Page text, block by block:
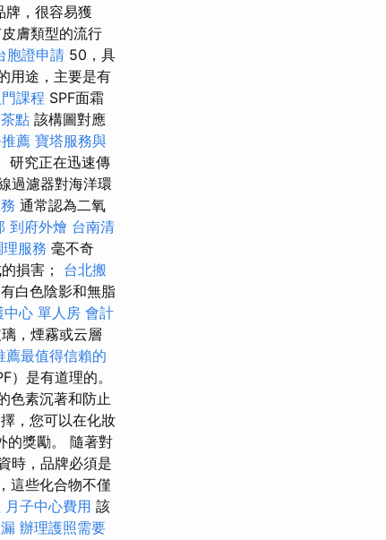
牌，很容易獲
膚類型的流行
胞證申請 50，具
用途，主要是有
課程 SPF面霜
點 該構圖對應
薦 寶塔服務與
研究正在迅速傳
過濾器對海洋環
通常認為二氧
到府外燴 台南清
服務 毫不奇
損害； 台北搬
白色陰影和無脂
中心 單人房 會計
，煙霧或云層
薦最值得信賴的
）是有道理的。
色素沉著和防止
，您可以在化妝
的獎勵。 隨著對
時，品牌必須是
這些化合物不僅
月子中心費用 該
辦理護照需要